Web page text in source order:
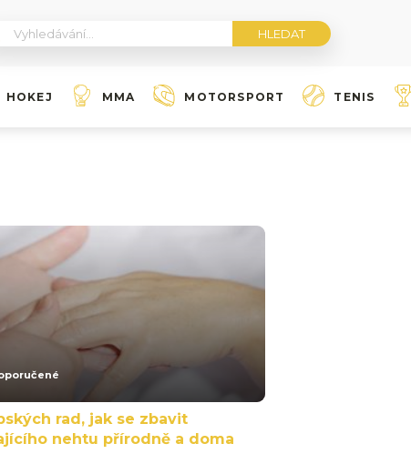
HOKEJ MMA MOTORSPORT TENIS
rad, jak se zbavit
nehtu přírodně a doma